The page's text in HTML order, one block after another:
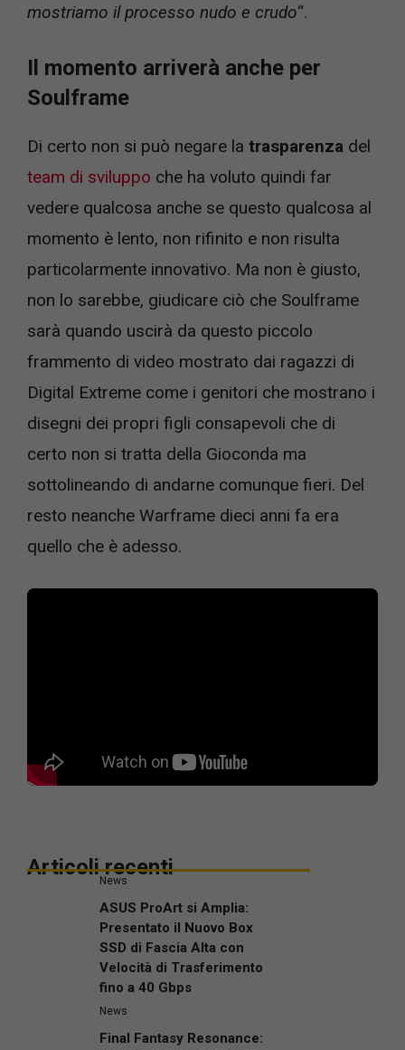
mostriamo il processo nudo e crudo“.
Il momento arriverà anche per
Soulframe
Di certo non si può negare la trasparenza del
team di sviluppo che ha voluto quindi far
vedere qualcosa anche se questo qualcosa al
momento è lento, non rifinito e non risulta
particolarmente innovativo. Ma non è giusto,
non lo sarebbe, giudicare ciò che Soulframe
sarà quando uscirà da questo piccolo
frammento di video mostrato dai ragazzi di
Digital Extreme come i genitori che mostrano i
disegni dei propri figli consapevoli che di
certo non si tratta della Gioconda ma
sottolineando di andarne comunque fieri. Del
resto neanche Warframe dieci anni fa era
quello che è adesso.
Articoli recenti
News
ASUS ProArt si Amplia:
Presentato il Nuovo Box
SSD di Fascia Alta con
Velocità di Trasferimento
fino a 40 Gbps
News
Final Fantasy Resonance: